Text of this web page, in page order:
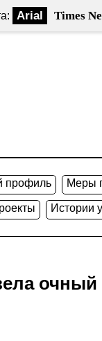
Arial Times
профиль Меры
Истории
очный